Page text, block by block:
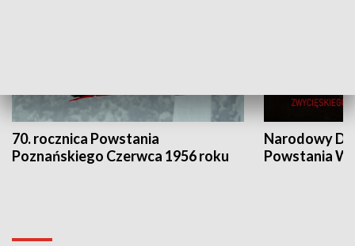
70. rocznica Powstania
Poznańskiego Czerwca 1956 roku
Narodowy
Powstania